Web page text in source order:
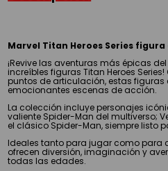
Marvel Titan Heroes Series
¡Revive las aventuras más épicas
increíbles figuras Titan Heroes
puntos de articulación, estas
emocionantes escenas de acción.
La colección incluye personajes
valiente Spider-Man del multiverso;
el clásico Spider-Man, siempre listo
Ideales tanto para jugar como para
ofrecen diversión, imaginación y
todas las edades.